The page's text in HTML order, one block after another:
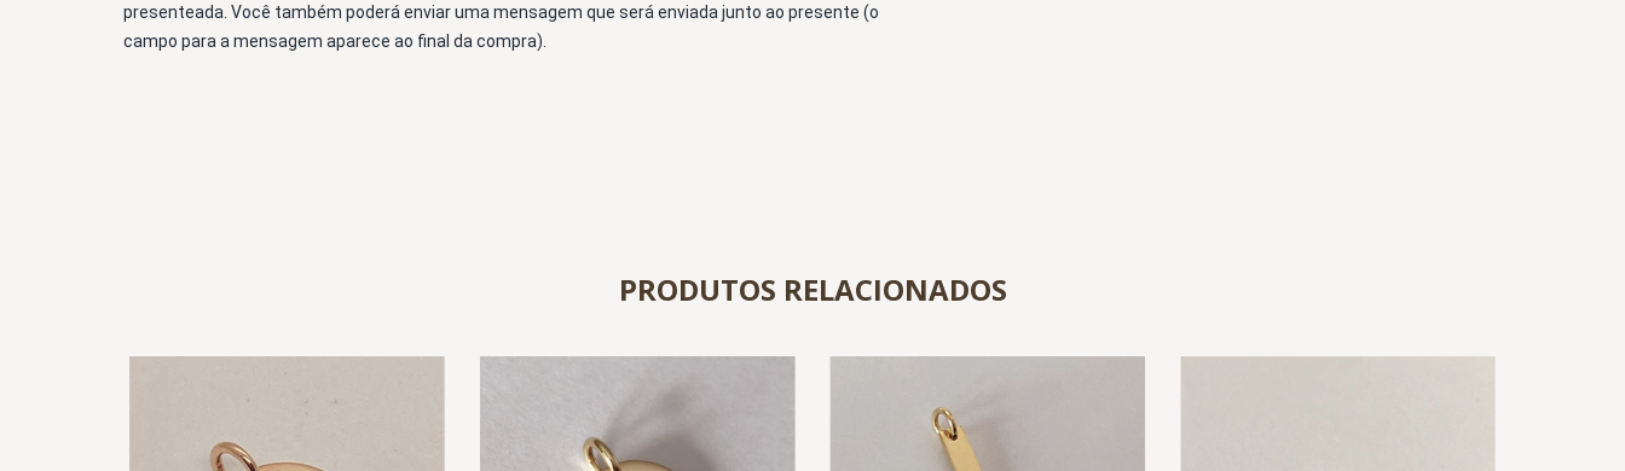
presenteada. Você também poderá enviar uma mensagem que será enviada junto ao presente (o
campo para a mensagem aparece ao final da compra).
PRODUTOS RELACIONADOS